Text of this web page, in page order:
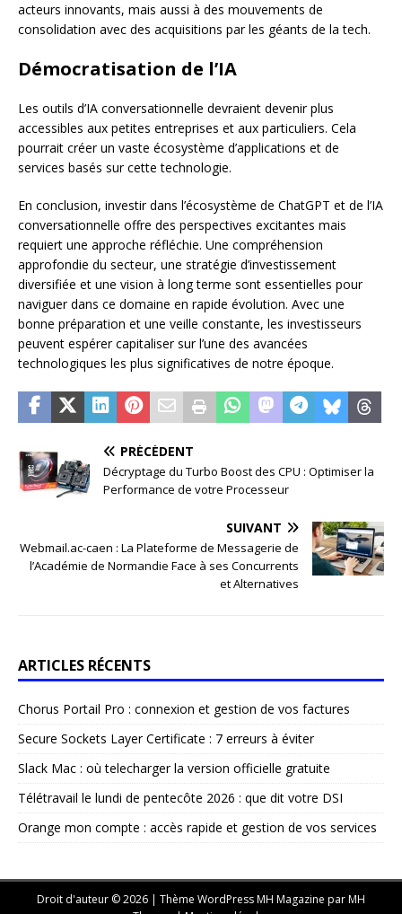
acteurs innovants, mais aussi à des mouvements de
consolidation avec des acquisitions par les géants de la tech.
Démocratisation de l’IA
Les outils d’IA conversationnelle devraient devenir plus
accessibles aux petites entreprises et aux particuliers. Cela
pourrait créer un vaste écosystème d’applications et de
services basés sur cette technologie.
En conclusion, investir dans l’écosystème de ChatGPT et de l’IA
conversationnelle offre des perspectives excitantes mais
requiert une approche réfléchie. Une compréhension
approfondie du secteur, une stratégie d’investissement
diversifiée et une vision à long terme sont essentielles pour
naviguer dans ce domaine en rapide évolution. Avec une
bonne préparation et une veille constante, les investisseurs
peuvent espérer capitaliser sur l’une des avancées
technologiques les plus significatives de notre époque.
PRÉCÉDENT
Décryptage du Turbo Boost des CPU : Optimiser la
Performance de votre Processeur
SUIVANT
Webmail.ac-caen : La Plateforme de Messagerie de
l’Académie de Normandie Face à ses Concurrents
et Alternatives
ARTICLES RÉCENTS
Chorus Portail Pro : connexion et gestion de vos factures
Secure Sockets Layer Certificate : 7 erreurs à éviter
Slack Mac : où telecharger la version officielle gratuite
Télétravail le lundi de pentecôte 2026 : que dit votre DSI
Orange mon compte : accès rapide et gestion de vos services
Droit d'auteur © 2026 | Thème WordPress MH Magazine parMH